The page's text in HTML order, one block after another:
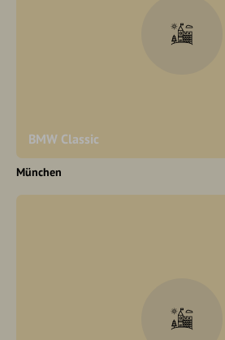
BMW Classic
München